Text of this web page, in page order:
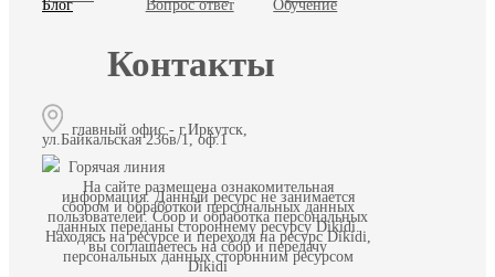
Блог Вопрос ответ Обучение
Контакты
главный офис - г.Иркутск,
ул.Байкальская 236в/1, оф.1
Горячая линия
На сайте размещена ознакомительная
информация. Данный ресурс не занимается
сбором и обработкой персональных данных
пользователей. Сбор и обработка персональных
данных переданы стороннему ресурсу Dikidi.
Находясь на ресурсе и переходя на ресурс Dikidi,
вы соглашаетесь на сбор и передачу
персональных данных сторонним ресурсом
Dikidi